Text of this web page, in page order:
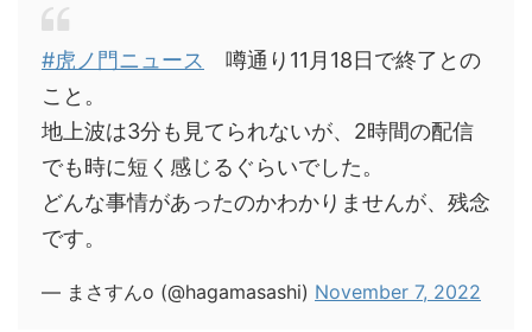
#虎ノ門ニュース
噂通り11月18日で終了との
こと。
地上波は3分も見てられないが、2時間の配信
でも時に短く感じるぐらいでした。
どんな事情があったのかわかりませんが、残念
です。
— まさすんο (@hagamasashi) November 7, 2022